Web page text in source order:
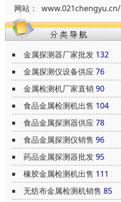
网站：
www.021chengyu.cn/
金属探测器厂家批发 132
金属探测仪设备供应76
金属检测机厂家直销 90
食品金属检测机出售 104
食品金属探测器供应78
食品金属探测仪销售 96
药品金属探测器批发95
橡胶金属检测机出售 111
无纺布金属检测机销售 85